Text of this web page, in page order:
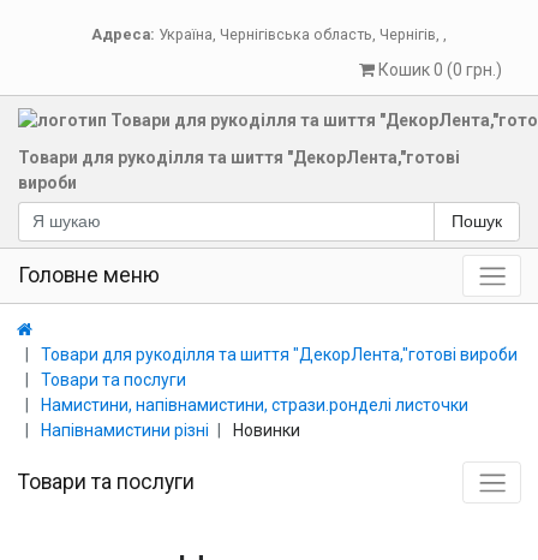
Адреса: Україна, Чернігівська область, Чернігів, ,
Кошик 0 (0 грн.)
Товари для рукоділля та шиття "ДекорЛента,"готові
вироби
Пошук
Головне меню
Товари для рукоділля та шиття "ДекорЛента,"готові вироби
Товари та послуги
Намистини, напівнамистини, стрази.ронделі листочки
Напівнамистини різні
Новинки
Товари та послуги